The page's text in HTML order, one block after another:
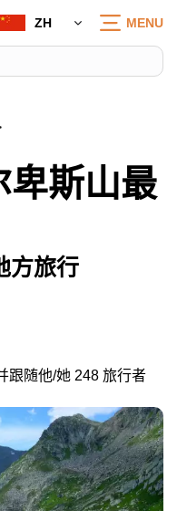
ZH MENU
卑斯山最
方旅行
跟随他/她 248 旅行者